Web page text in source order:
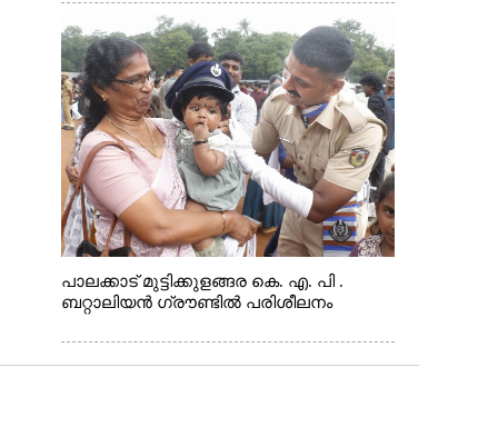
പാലക്കാട് മുട്ടിക്കുളങ്ങര കെ. എ. പി .
ബറ്റാലിയൻ ഗ്രൗണ്ടിൽ പരിശീലനം